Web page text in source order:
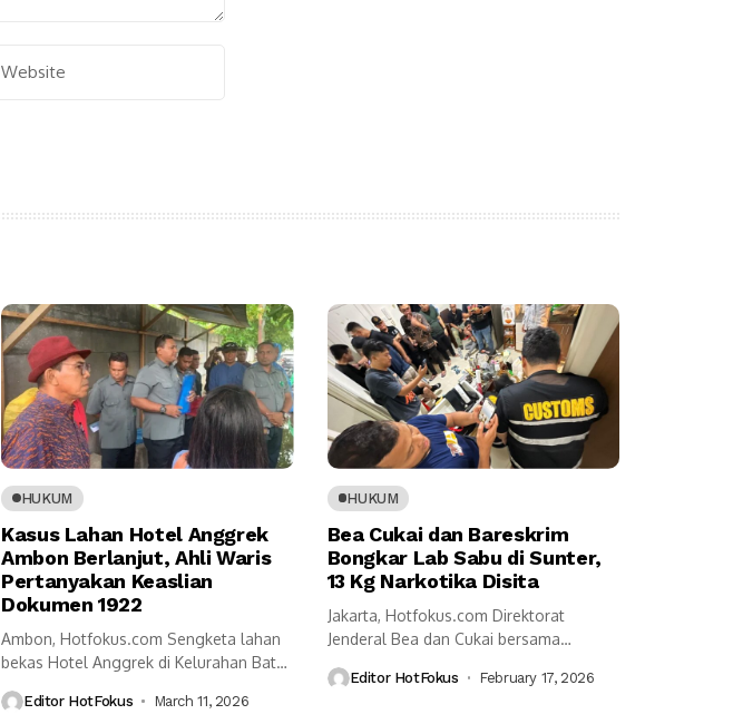
HUKUM
Kasus Lahan Hotel Anggrek
Ambon Berlanjut, Ahli Waris
Pertanyakan Keaslian
Dokumen 1922
Ambon, Hotfokus.com Sengketa lahan
bekas Hotel Anggrek di Kelurahan Batu
Editor HotFokus March 11, 2026
HUKUM
Bea Cukai dan Bareskrim
Bongkar Lab Sabu di Sunter,
13 Kg Narkotika Disita
Jakarta, Hotfokus.com Direktorat
Jenderal Bea dan Cukai bersama
Editor HotFokus February 17, 2026